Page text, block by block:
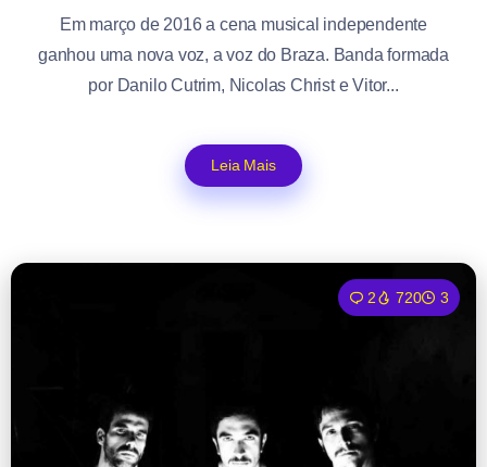
Em março de 2016 a cena musical independente
ganhou uma nova voz, a voz do Braza. Banda formada
por Danilo Cutrim, Nicolas Christ e Vitor...
Leia Mais
2 720 3